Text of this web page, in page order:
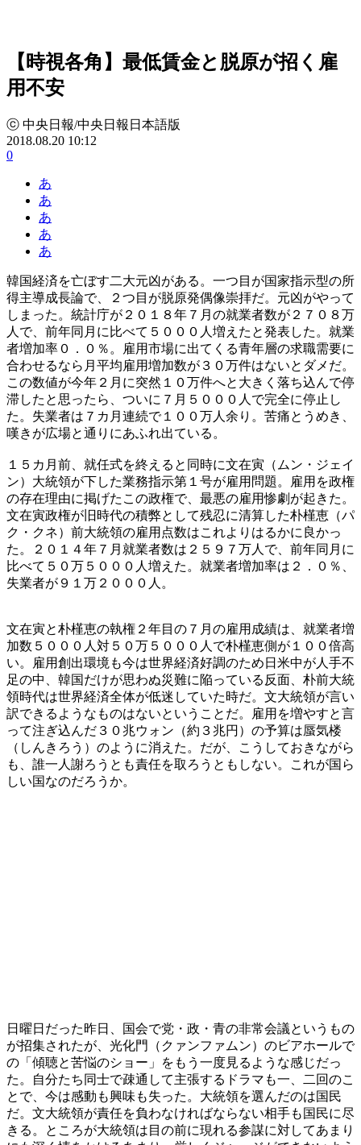
【時視各角】最低賃金と脱原が招く雇
用不安
ⓒ 中央日報/中央日報日本語版
2018.08.20 10:12
0
あ
あ
あ
あ
あ
韓国経済を亡ぼす二大元凶がある。一つ目が国家指示型の所
得主導成長論で、２つ目が脱原発偶像崇拝だ。元凶がやって
しまった。統計庁が２０１８年７月の就業者数が２７０８万
人で、前年同月に比べて５０００人増えたと発表した。就業
者増加率０．０％。雇用市場に出てくる青年層の求職需要に
合わせるなら月平均雇用増加数が３０万件はないとダメだ。
この数値が今年２月に突然１０万件へと大きく落ち込んで停
滞したと思ったら、ついに７月５０００人で完全に停止し
た。失業者は７カ月連続で１００万人余り。苦痛とうめき、
嘆きが広場と通りにあふれ出ている。
１５カ月前、就任式を終えると同時に文在寅（ムン・ジェイ
ン）大統領が下した業務指示第１号が雇用問題。雇用を政権
の存在理由に掲げたこの政権で、最悪の雇用惨劇が起きた。
文在寅政権が旧時代の積弊として残忍に清算した朴槿恵（パ
ク・クネ）前大統領の雇用点数はこれよりはるかに良かっ
た。２０１４年７月就業者数は２５９７万人で、前年同月に
比べて５０万５０００人増えた。就業者増加率は２．０％、
失業者が９１万２０００人。
文在寅と朴槿恵の執権２年目の７月の雇用成績は、就業者増
加数５０００人対５０万５０００人で朴槿恵側が１００倍高
い。雇用創出環境も今は世界経済好調のため日米中が人手不
足の中、韓国だけが思わぬ災難に陥っている反面、朴前大統
領時代は世界経済全体が低迷していた時だ。文大統領が言い
訳できるようなものはないということだ。雇用を増やすと言
って注ぎ込んだ３０兆ウォン（約３兆円）の予算は蜃気楼
（しんきろう）のように消えた。だが、こうしておきながら
も、誰一人謝ろうとも責任を取ろうともしない。これが国ら
しい国なのだろうか。
日曜日だった昨日、国会で党・政・青の非常会議というもの
が招集されたが、光化門（クァンファムン）のビアホールで
の「傾聴と苦悩のショー」をもう一度見るような感じだっ
た。自分たち同士で疎通して主張するドラマも一、二回のこ
とで、今は感動も興味も失った。大統領を選んだのは国民
だ。文大統領が責任を負わなければならない相手も国民に尽
きる。ところが大統領は目の前に現れる参謀に対してあまり